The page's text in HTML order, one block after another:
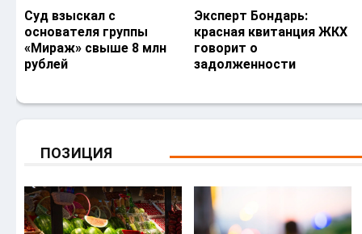
Суд взыскал с
основателя группы
«Мираж» свыше 8 млн
рублей
Эксперт Бондарь:
красная квитанция ЖКХ
говорит о
задолженности
ПОЗИЦИЯ